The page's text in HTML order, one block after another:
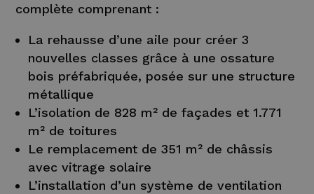
complète comprenant :
La rehausse d’une aile pour créer 3
nouvelles classes grâce à une ossature
bois préfabriquée, posée sur une structure
métallique
L’isolation de 828 m² de façades et 1.771
m² de toitures
Le remplacement de 351 m² de châssis
avec vitrage solaire
L’installation d’un système de ventilation